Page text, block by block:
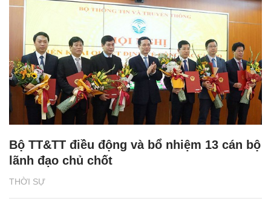
THỜI SỰ
Bộ TT&TT điều động và bổ nhiệm 13 cán bộ
lãnh đạo chủ chốt